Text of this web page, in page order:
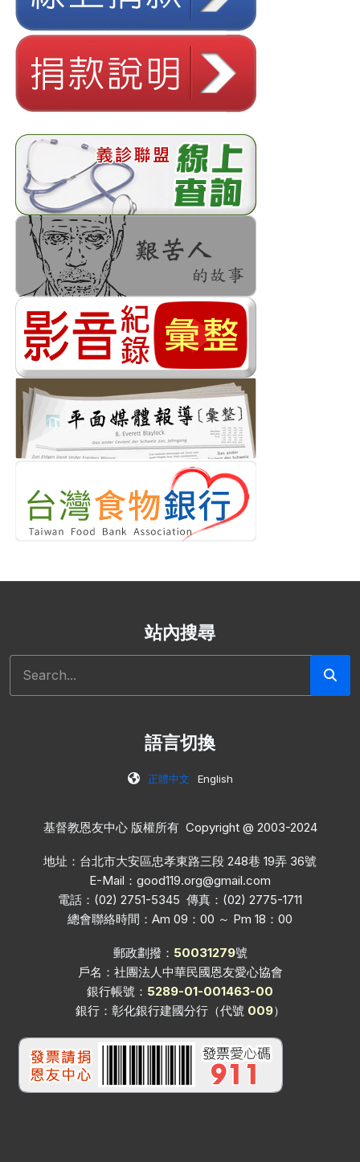
站內搜尋
語言切換
正體中文 English
基督教恩友中心 版權所有 Copyright @ 2003-2024
地址：台北市大安區忠孝東路三段 248巷 19弄 36號
E-Mail： good119.org@gmail.com
電話：(02) 2751-5345 傳真：(02) 2775-1711
總會聯絡時間：Am 09：00 ～ Pm 18：00
郵政劃撥： 50031279號
戶名：社團法人中華民國恩友愛心協會
銀行帳號： 5289-01-001463-00
銀行：彰化銀行建國分行（代號 009）